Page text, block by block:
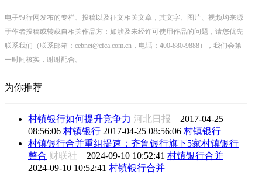
电子银行网发布的专栏、投稿以及征文相关文章，其文字、图片、视频均来源
于作者投稿或转载自相关作品方；如涉及未经许可使用作品的问题，请您优先
联系我们（联系邮箱：cebnet@cfca.com.cn，电话：400-880-9888），我们会第
一时间核实，谢谢配合。
为你推荐
村镇银行如何提升竞争力 河北日报 2017-04-25
08:56:06 村镇银行 2017-04-25 08:56:06 村镇银行
村镇银行合并重组提速：齐鲁银行旗下5家村镇银行
整合 财联社 2024-09-10 10:52:41 村镇银行合并
2024-09-10 10:52:41 村镇银行合并